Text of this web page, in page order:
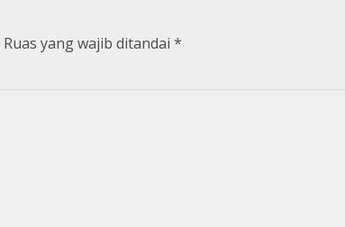
Ruas yang wajib ditandai *